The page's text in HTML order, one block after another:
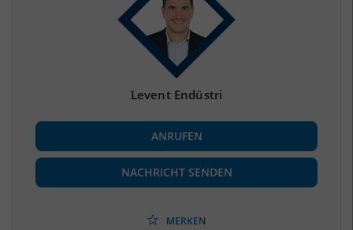
(Landkreis / Kreisfreie Stadt)
BESCHÄFTIGUNG
Beschäftigte
(Landkreis / Kreisfreie Stadt)
100.615
Levent Endüstri
ANRUFEN
NACHRICHT SENDEN
MERKEN